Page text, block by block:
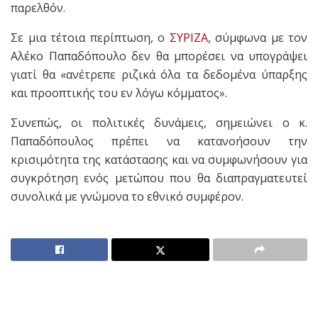
παρελθόν.
Σε μια τέτοια περίπτωση, ο ΣΥΡΙΖΑ, σύμφωνα με τον
Αλέκο Παπαδόπουλο δεν θα μπορέσει να υπογράψει
γιατί θα «ανέτρεπε ριζικά όλα τα δεδομένα ύπαρξης
και προοπτικής του εν λόγω κόμματος».
Συνεπώς, οι πολιτικές δυνάμεις, σημειώνει ο κ.
Παπαδόπουλος πρέπει να κατανοήσουν την
κρισιμότητα της κατάστασης και να συμφωνήσουν για
συγκρότηση ενός μετώπου που θα διαπραγματευτεί
συνολικά με γνώμονα το εθνικό συμφέρον.